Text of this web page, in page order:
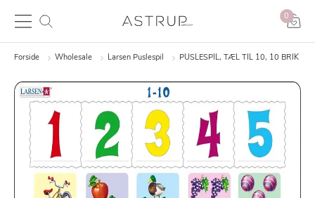
0
Forside Wholesale Larsen Puslespil PUSLESPIL, TÆL TIL 10, 10 BRIK